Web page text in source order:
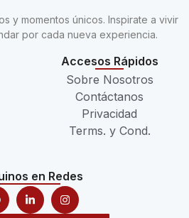
y momentos únicos. Inspirate a vivir
por cada nueva experiencia.
Accesos Rápidos
Sobre Nosotros
Contáctanos
Privacidad
Terms. y Cond.
en Redes